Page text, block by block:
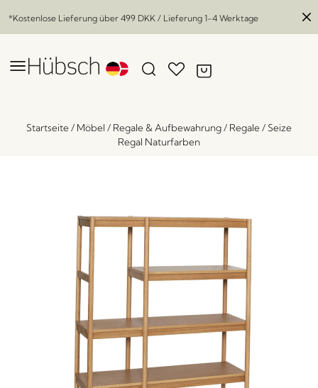
*Kostenlose Lieferung über 499 DKK / Lieferung 1-4 Werktage
Startseite/ Möbel / Regale & Aufbewahrung/ Regale/ Seize
Regal Naturfarben